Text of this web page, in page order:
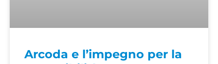
Arcoda e l’impegno per la